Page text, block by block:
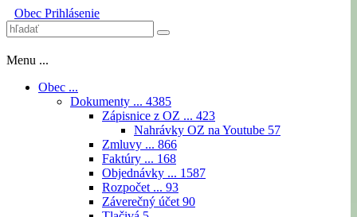
Obec Prihlásenie
Menu ...
Obec ...
Dokumenty ... 4385
Zápisnice z OZ ... 423
Nahrávky OZ na Youtube 57
Zmluvy ... 866
Faktúry ... 168
Objednávky ... 1587
Rozpočet ... 93
Záverečný účet 90